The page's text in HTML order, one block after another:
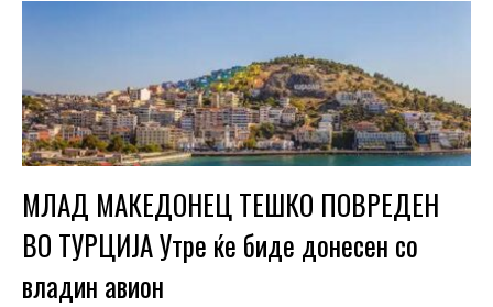
МЛАД МАКЕДОНЕЦ ТЕШКО ПОВРЕДЕН
ВО ТУРЦИЈА Утре ќе биде донесен со
владин авион